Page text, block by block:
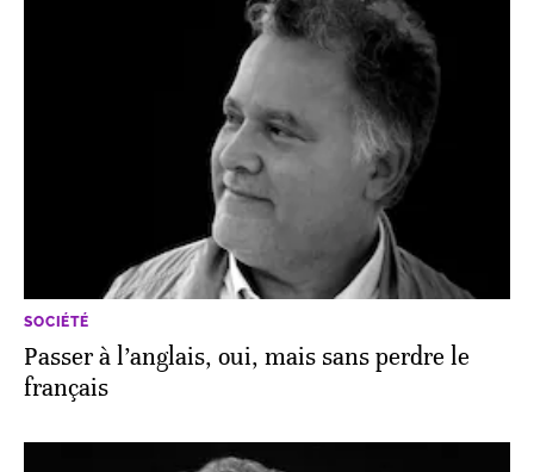
SOCIÉTÉ
Passer à l’anglais, oui, mais sans perdre le
français